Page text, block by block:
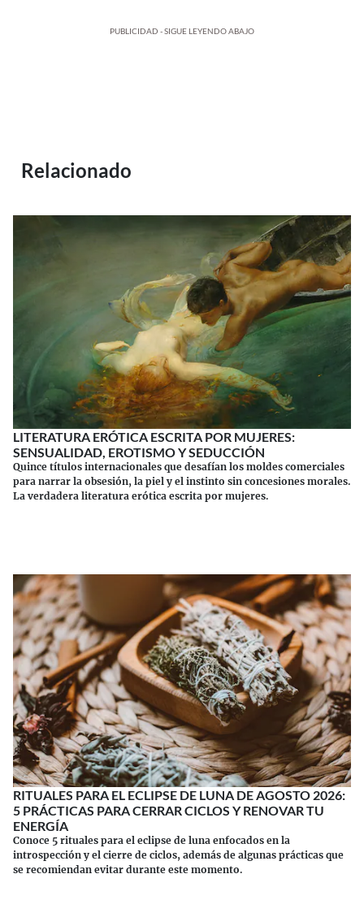
PUBLICIDAD - SIGUE LEYENDO ABAJO
Relacionado
LITERATURA ERÓTICA ESCRITA POR MUJERES:
SENSUALIDAD, EROTISMO Y SEDUCCIÓN
Quince títulos internacionales que desafían los moldes comerciales
para narrar la obsesión, la piel y el instinto sin concesiones morales.
La verdadera literatura erótica escrita por mujeres.
RITUALES PARA EL ECLIPSE DE LUNA DE AGOSTO 2026:
5 PRÁCTICAS PARA CERRAR CICLOS Y RENOVAR TU
ENERGÍA
Conoce 5 rituales para el eclipse de luna enfocados en la
introspección y el cierre de ciclos, además de algunas prácticas que
se recomiendan evitar durante este momento.